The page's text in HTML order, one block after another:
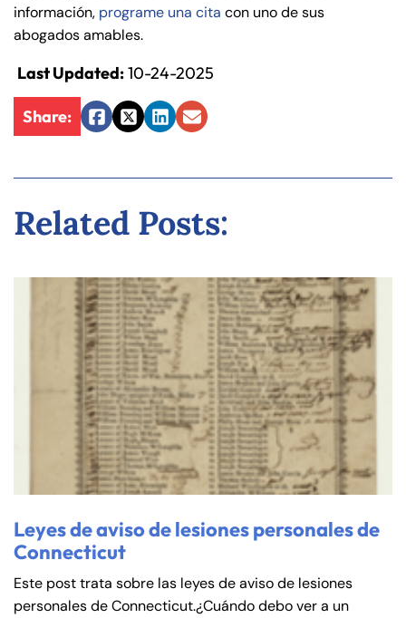
información, programe una cita con uno de sus
abogados amables.
Last Updated:10-24-2025
Share:
Facebook
TwitterLinkedIn
Email
Related Posts:
Leyes de aviso de lesiones personales de
Connecticut
Este post trata sobre las leyes de aviso de lesiones
personales de Connecticut.¿Cuándo debo ver a un